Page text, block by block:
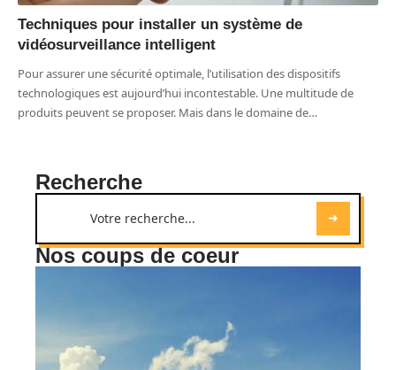
Techniques pour installer un système de
vidéosurveillance intelligent
Pour assurer une sécurité optimale, l’utilisation des dispositifs
technologiques est aujourd’hui incontestable. Une multitude de
produits peuvent se proposer. Mais dans le domaine de…
Recherche
Nos coups de coeur